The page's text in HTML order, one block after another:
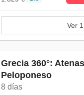
Ver
Grecia 360°:
Peloponeso
8 días